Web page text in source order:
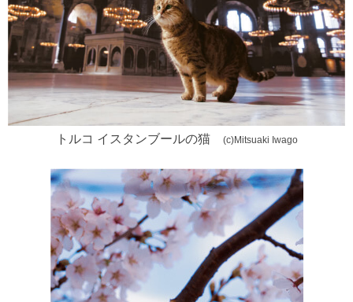
トルコ イスタンブールの猫 (c)Mitsuaki Iwago